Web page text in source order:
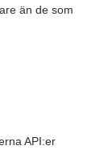
än de som
API:er